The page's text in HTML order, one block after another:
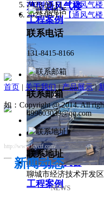
薄型通风气楼
薄型通风天窗
工程案例
工程案例
2023-09-11 【通风气
2023-09-11 【通风气
新闻动态
NEWS
联系电话
131-8415-8166
联系邮箱
499603039@qq.com
联系地址
聊城市经济技术开发区
http://www.lcyctf.com/
首页 | 关于我们 | 产品展示 |
如：Copyright @ 2014. All